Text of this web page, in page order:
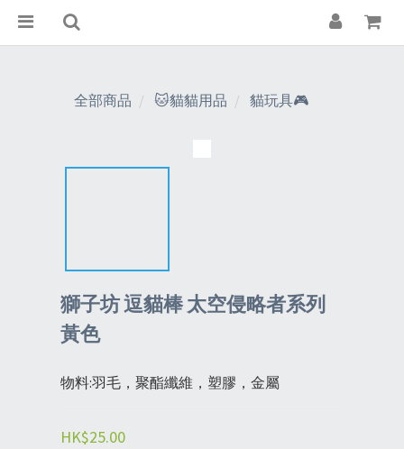
全部商品 🐱貓貓用品 貓玩具🎮
獅子坊 逗貓棒 太空侵略者系列
黃色
物料:羽毛，聚酯纖維，塑膠，金屬
HK$25.00